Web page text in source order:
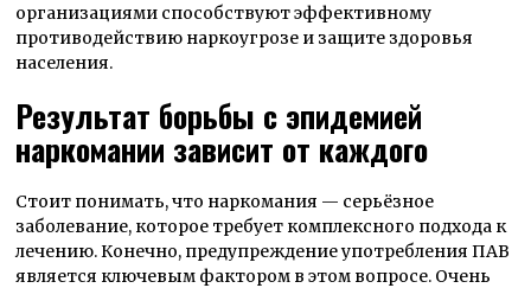
организациями способствуют эффективному
противодействию наркоугрозе и защите здоровья
населения.
Результат борьбы с эпидемией
наркомании зависит от каждого
Стоит понимать, что наркомания — серьёзное
заболевание, которое требует комплексного подхода к
лечению. Конечно, предупреждение употребления ПАВ
является ключевым фактором в этом вопросе. Очень